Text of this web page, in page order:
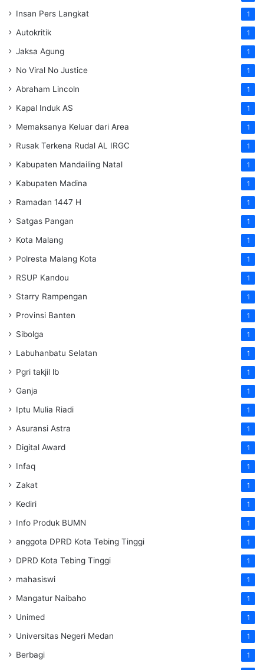
Insan Pers Langkat 1
Autokritik 1
Jaksa Agung 1
No Viral No Justice 1
Abraham Lincoln 1
Kapal Induk AS 1
Memaksanya Keluar dari Area 1
Rusak Terkena Rudal AL IRGC 1
Kabupaten Mandailing Natal 1
Kabupaten Madina 1
Ramadan 1447 H 1
Satgas Pangan 1
Kota Malang 1
Polresta Malang Kota 1
RSUP Kandou 1
Starry Rampengan 1
Provinsi Banten 1
Sibolga 1
Labuhanbatu Selatan 1
Pgri takjil lb 1
Ganja 1
Iptu Mulia Riadi 1
Asuransi Astra 1
Digital Award 1
Infaq 1
Zakat 1
Kediri 1
Info Produk BUMN 1
anggota DPRD Kota Tebing Tinggi 1
DPRD Kota Tebing Tinggi 1
mahasiswi 1
Mangatur Naibaho 1
Unimed 1
Universitas Negeri Medan 1
Berbagi 1